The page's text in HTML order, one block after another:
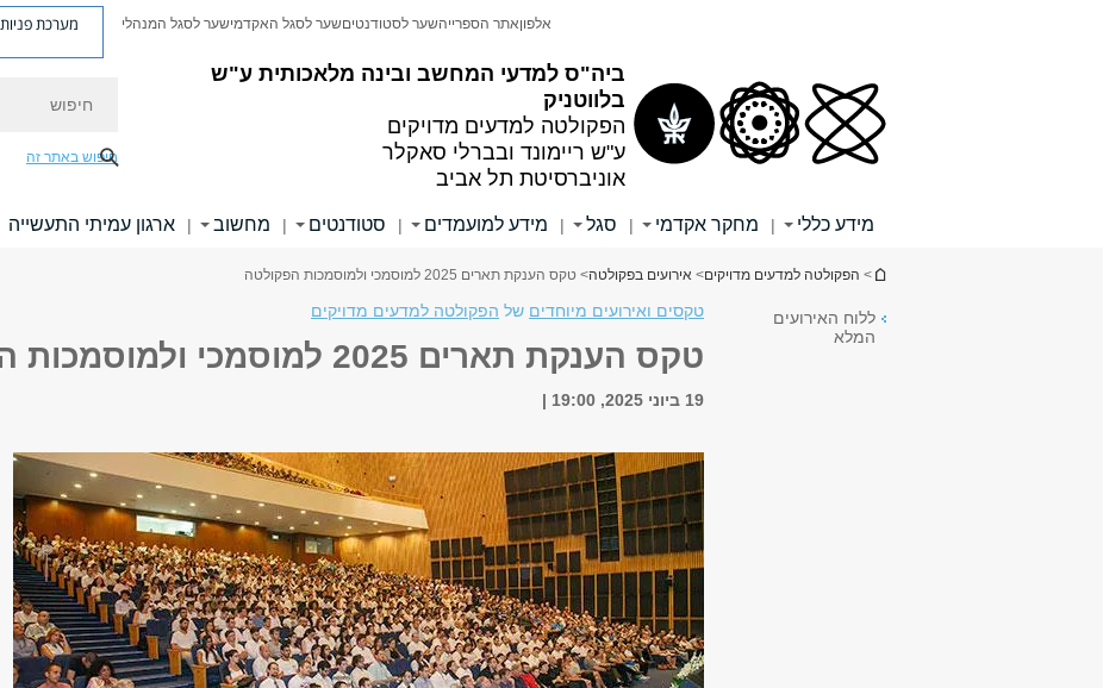
ביה"ס למדעי המחשב ובינה מלאכותית ע"ש
בלווטניק
הפקולטה למדעים מדויקים
ע"ש ריימונד ובברלי סאקלר
אוניברסיטת תל אביב
אלפוןאתר הספרייהשער לסטודנטיםשער לסגל האקדמישער לסגל המנהלי מערכת פניות
חיפוש באתר זה
מידע כללי | מחקר אקדמי | סגל | מידע למועמדים | סטודנטים | מחשוב | ארגון עמיתי התעשייה
הינך נמצא כאן
> הפקולטה למדעים מדויקים> אירועים בפקולטה> טקס הענקת תארים 2025 למוסמכי ולמוסמכות הפקולטה
ללוח האירועים
המלא
טקסים ואירועים מיוחדים של הפקולטה למדעים מדויקים
טקס הענקת תארים 2025 למוסמכי ולמוסמכות הפקולטה
19 ביוני 2025, 19:00